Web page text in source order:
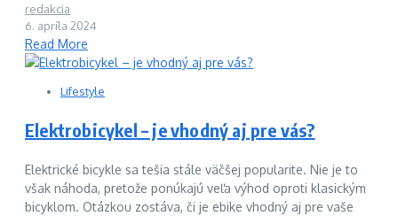
redakcia
6. apríla 2024
Read More
Lifestyle
Elektrobicykel – je vhodný aj pre vás?
Elektrické bicykle sa tešia stále väčšej popularite. Nie je to
však náhoda, pretože ponúkajú veľa výhod oproti klasickým
bicyklom. Otázkou zostáva, či je ebike vhodný aj pre vaše